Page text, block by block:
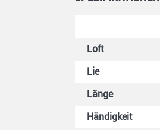
Loft
Lie
Länge
Händigkeit